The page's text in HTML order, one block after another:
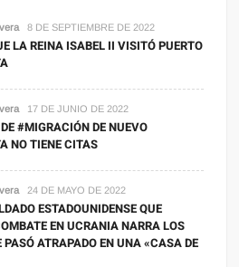
8 DE SEPTIEMBRE DE 2022
LA REINA ISABEL II VISITÓ PUERTO
17 DE JUNIO DE 2022
#MIGRACIÓN DE NUEVO
NO TIENE CITAS
24 DE MAYO DE 2022
ESTADOUNIDENSE QUE
EN UCRANIA NARRA LOS
PASÓ ATRAPADO EN UNA «CASA DE